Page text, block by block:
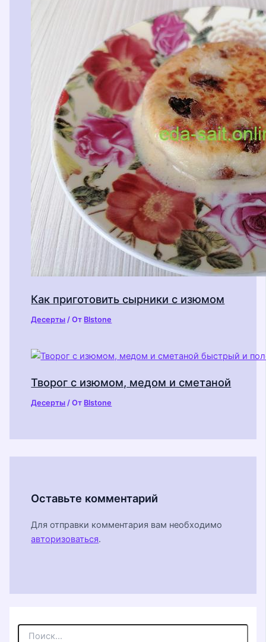
Как приготовить сырники с изюмом
Десерты / От Blstone
Творог с изюмом, медом и сметаной
Десерты / От Blstone
Оставьте комментарий
Для отправки комментария вам необходимо
авторизоваться.
П